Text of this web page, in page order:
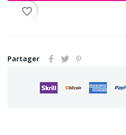
favorite_border
Partager